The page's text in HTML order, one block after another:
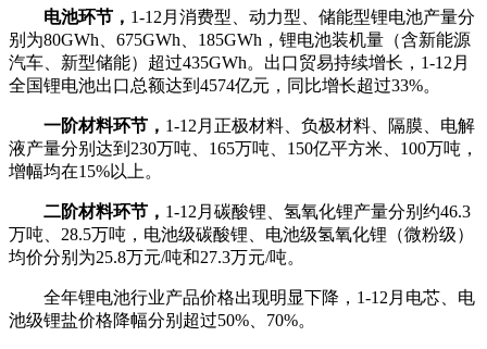
电池环节， 1-12月消费型、动力型、储能型锂电池产量分
别为80GWh、675GWh、185GWh，锂电池装机量（含新能源
汽车、新型储能）超过435GWh。出口贸易持续增长，1-12月
全国锂电池出口总额达到4574亿元，同比增长超过33%。
一阶材料环节， 1-12月正极材料、负极材料、隔膜、电解
液产量分别达到230万吨、165万吨、150亿平方米、100万吨，
增幅均在15%以上。
二阶材料环节， 1-12月碳酸锂、氢氧化锂产量分别约46.3
万吨、28.5万吨，电池级碳酸锂、电池级氢氧化锂（微粉级）
均价分别为25.8万元/吨和27.3万元/吨。
全年锂电池行业产品价格出现明显下降，1-12月电芯、电
池级锂盐价格降幅分别超过50%、70%。